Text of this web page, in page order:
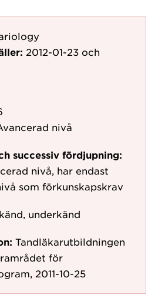
2012-01-23 och
nivå
successiv fördjupning:
nivå, har endast
som förkunskapskrav
underkänd
Tandläkarutbildningen
för
2011-10-25